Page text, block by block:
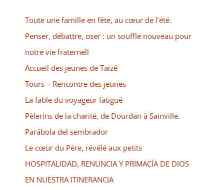
Toute une famille en fête, au cœur de l’été.
Penser, débattre, oser : un souffle nouveau pour
notre vie fraternell
Accueil des jeunes de Taizé
Tours – Rencontre des jeunes
La fable du voyageur fatigué
Pèlerins de la charité, de Dourdan à Sainville.
Parábola del sembrador
Le cœur du Père, révélé aux petits
HOSPITALIDAD, RENUNCIA Y PRIMACÍA DE DIOS
EN NUESTRA ITINERANCIA